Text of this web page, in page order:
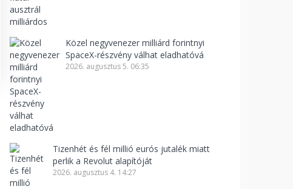
Közel negyvenezer milliárd forintnyi
SpaceX-részvény válhat eladhatóvá
2026. augusztus 5. 06:35
Tizenhét és fél millió eurós jutalék miatt
perlik a Revolut alapítóját
2026. augusztus 4. 14:27